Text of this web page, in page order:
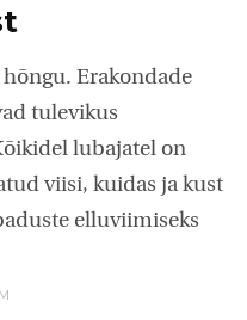
Erakondade
tulevikus
lubajatel on
viisi, kuidas ja kust
elluviimiseks